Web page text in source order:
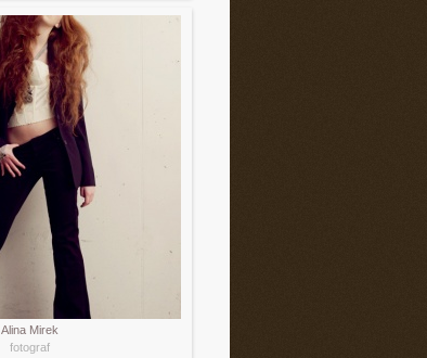
Alina Mirek
fotograf